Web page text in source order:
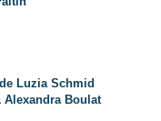
Luzia Schmid
Alexandra Boulat